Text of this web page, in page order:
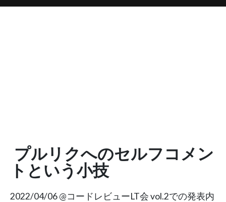
プルリクへのセルフコメン
トという小技
2022/04/06 @コードレビューLT会 vol.2での発表内